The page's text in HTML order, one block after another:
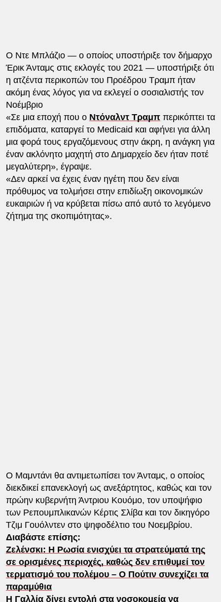
Ο Ντε Μπλάζιο — ο οποίος υποστήριξε τον δήμαρχο
Έρικ Άνταμς στις εκλογές του 2021 — υποστήριξε ότι
η ατζέντα περικοπών του Προέδρου Τραμπ ήταν
ακόμη ένας λόγος για να εκλεγεί ο σοσιαλιστής τον
Νοέμβριο
«Σε μια εποχή που ο Ντόναλντ Τραμππερικόπτει τα
επιδόματα, καταργεί το Medicaid και αφήνει για άλλη
μια φορά τους εργαζόμενους στην άκρη, η ανάγκη για
έναν ακλόνητο μαχητή στο Δημαρχείο δεν ήταν ποτέ
μεγαλύτερη», έγραψε.
«Δεν αρκεί να έχεις έναν ηγέτη που δεν είναι
πρόθυμος να τολμήσει στην επιδίωξη οικονομικών
ευκαιριών ή να κρύβεται πίσω από αυτό το λεγόμενο
ζήτημα της σκοπιμότητας».
Ο Μαμντάνι θα αντιμετωπίσει τον Άνταμς, ο οποίος
διεκδικεί επανεκλογή ως ανεξάρτητος, καθώς και τον
πρώην κυβερνήτη Άντριου Κουόμο, τον υποψήφιο
των Ρεπουμπλικανών Κέρτις Σλίβα και τον δικηγόρο
Τζιμ Γουόλντεν στο ψηφοδέλτιο του Νοεμβρίου.
Διαβάστε επίσης:
Ζελένσκι: Η Ρωσία ενισχύει τα στρατεύματά της
σε ορισμένες περιοχές, καθώς δεν επιθυμεί τον
τερματισμό του πολέμου – Ο Πούτιν συνεχίζει τα
παραμύθια
Η Γαλλία δίνει εντολή στα νοσοκομεία να